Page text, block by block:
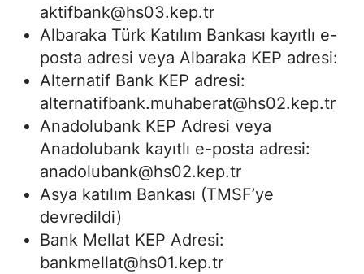
aktifbank@hs03.kep.tr
Albaraka Türk Katılım Bankası kayıtlı e-
posta adresi veya Albaraka KEP adresi:
Alternatif Bank KEP adresi:
alternatifbank.muhaberat@hs02.kep.tr
Anadolubank KEP Adresi veya
Anadolubank kayıtlı e-posta adresi:
anadolubank@hs02.kep.tr
Asya katılım Bankası (TMSF’ye
devredildi)
Bank Mellat KEP Adresi:
bankmellat@hs01.kep.tr